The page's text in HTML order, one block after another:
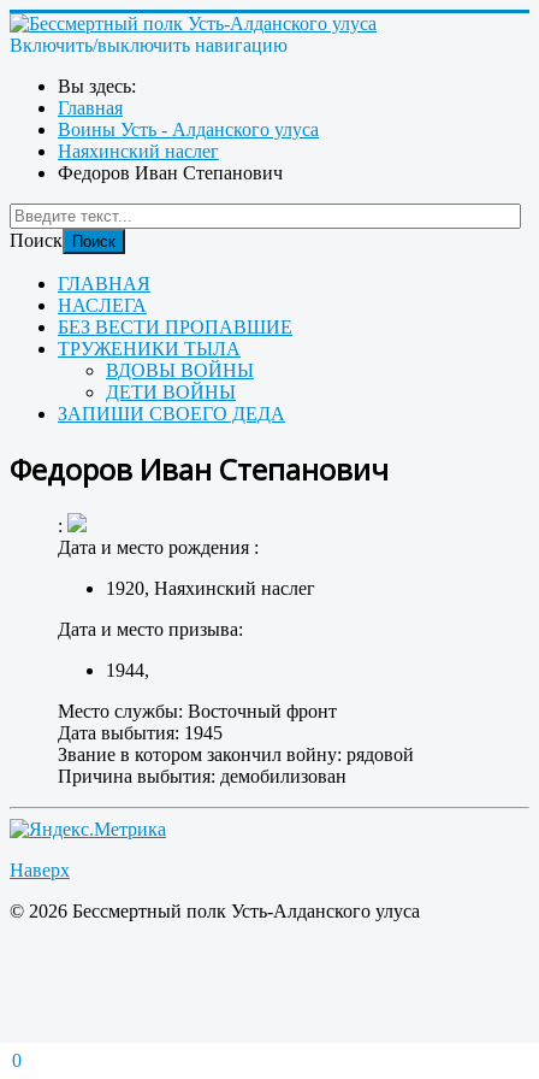
Включить/выключить навигацию
Вы здесь:
Главная
Воины Усть - Алданского улуса
Наяхинский наслег
Федоров Иван Степанович
Поиск Поиск
ГЛАВНАЯ
НАСЛЕГА
БЕЗ ВЕСТИ ПРОПАВШИЕ
ТРУЖЕНИКИ ТЫЛА
ВДОВЫ ВОЙНЫ
ДЕТИ ВОЙНЫ
ЗАПИШИ СВОЕГО ДЕДА
Федоров Иван Степанович
:
Дата и место рождения :
1920, Наяхинский наслег
Дата и место призыва:
1944,
Место службы: Восточный фронт
Дата выбытия: 1945
Звание в котором закончил войну: рядовой
Причина выбытия: демобилизован
0
Наверх
© 2026 Бессмертный полк Усть-Алданского улуса